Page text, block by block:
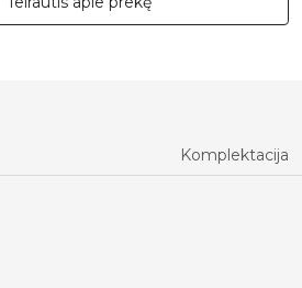
Komplektacija